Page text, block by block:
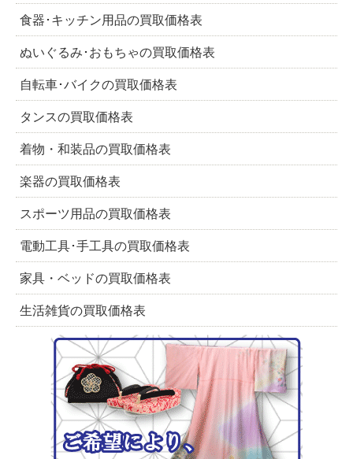
食器･キッチン用品の買取価格表
ぬいぐるみ･おもちゃの買取価格表
自転車･バイクの買取価格表
タンスの買取価格表
着物・和装品の買取価格表
楽器の買取価格表
スポーツ用品の買取価格表
電動工具･手工具の買取価格表
家具・ベッドの買取価格表
生活雑貨の買取価格表